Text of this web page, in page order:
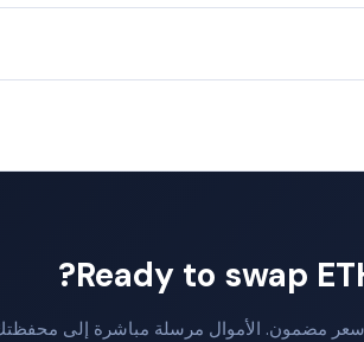
Ready to swap
مضمون. الأموال مرسلة مباشرة إلى